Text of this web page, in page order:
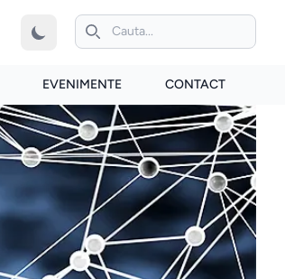
iconita de cautare
EVENIMENTE CONTACT